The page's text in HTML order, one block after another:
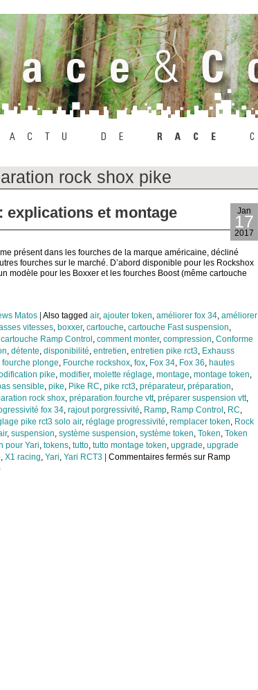
rock shox pike
Jan
17
2017
explications et montage
présent dans les fourches de la marque américaine, décliné
fourches sur le marché. D’abord disponible pour les Rockshox
modèle pour les Boxxer et les fourches Boost (même cartouche
Matos Also tagged air, ajouter token, améliorer fox 34, améliorer
vitesses, boxxer, cartouche, cartouche Fast suspension,
cartouche Ramp Control , comment monter, compression, Conforme
, détente, disponibilité, entretien, entretien pike rct3, Exhauss
fourche plonge, Fourche rockshox, fox, Fox 34, Fox 36, hautes
pike, modifier, molette réglage, montage, montage token,
sensible, pike, Pike RC, pike rct3, préparateur, préparation,
rock shox, préparation.fourche vtt, préparer suspension vtt,
fox 34, rajout porgressivité, Ramp, Ramp Control , RC,
pike rct3 solo air, réglage progressivité, remplacer token, Rock
, suspension, système suspension, système token, Token, Token
pour Yari, tokens, tutto, tutto montage token, upgrade, upgrade
, X1 racing, Yari, Yari RCT3 Commentaires fermés sur Ramp